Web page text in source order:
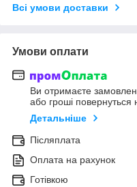
Всі умови доставки
Умови оплати
Ви отримаєте
або гроші повернуться
Детальніше
Післяплата
Оплата на рахунок
Готівкою